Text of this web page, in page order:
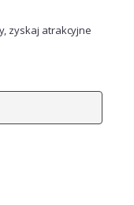
zyskaj atrakcyjne